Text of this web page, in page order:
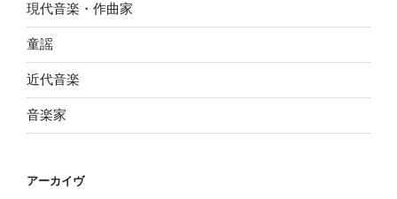
現代音楽・作曲家
童謡
近代音楽
音楽家
アーカイヴ